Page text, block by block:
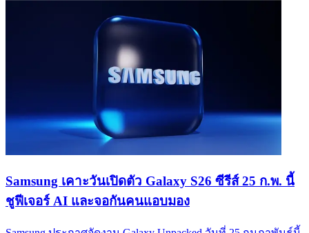
Samsung เคาะวันเปิดตัว Galaxy S26 ซีรีส์ 25 ก.พ. นี้
ชูฟีเจอร์ AI และจอกันคนแอบมอง